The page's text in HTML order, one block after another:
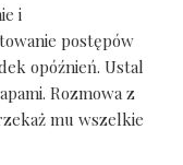
i
postępów
opóźnień. Ustal
Rozmowa z
mu wszelkie